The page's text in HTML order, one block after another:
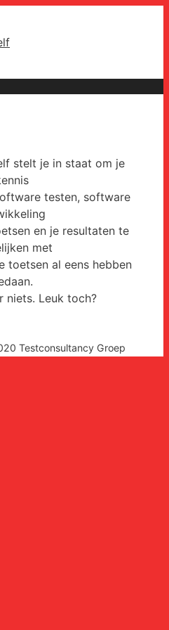
stelt je in staat om je
testen, software
en je resultaten te
met
toetsen al eens hebben
niets. Leuk toch?
Testconsultancy Groep